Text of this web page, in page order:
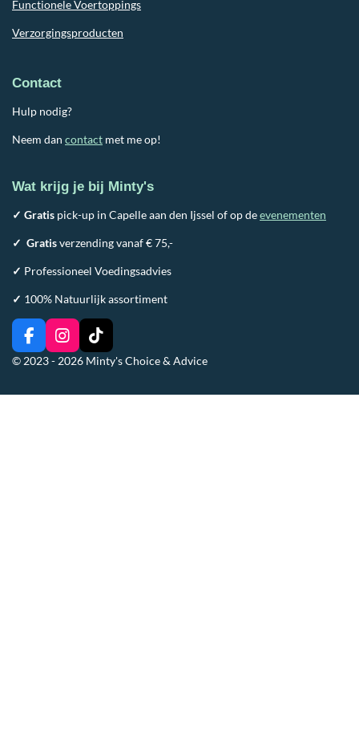
Functionele Voertoppings
Verzorgingsproducten
Contact
Hulp nodig?
Neem dan contact met me op!
Wat krijg je bij Minty's
✓ Gratis pick-up in Capelle aan den Ijssel of op deevenementen
✓ Gratisverzending vanaf € 75,-
✓ Professioneel Voedingsadvies
✓ 100% Natuurlijk assortiment
F
a
I
n
T
i
© 2023 - 2026 Minty's Choice & Advice